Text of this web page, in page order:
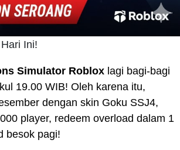
Ini!
Simulator Roblox lagi bagi-bagi
19.00 WIB! Oleh karena itu,
dengan skin Goku SSJ4,
player, redeem overload dalam 1
besok pagi!